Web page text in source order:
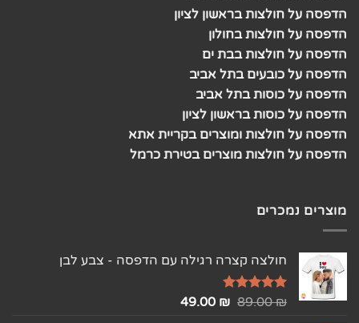
הדפסה על חולצות בראשון לציון
הדפסה על חולצות בחולון
הדפסה על חולצות בבת ים
הדפסה על כובעים בתל אביב
הדפסה על כוסות בתל אביב
הדפסה על כוסות בראשון לציון
הדפסה על חולצות ומוצרים בקריית אתא
הדפסה על חולצות מוצרים בטירת כרמל
מוצרים נמכרים
חולצה קצרה רגילה עם הדפסה - צבע לבן
דורג5.00
89.00₪
49.00 ₪